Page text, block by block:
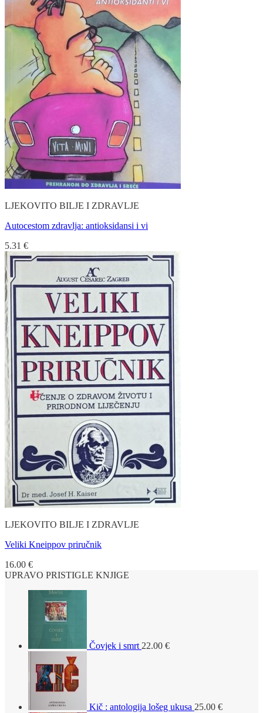
LJEKOVITO BILJE I ZDRAVLJE
Autocestom zdravlja: antioksidansi i vi
5.31 €
LJEKOVITO BILJE I ZDRAVLJE
Veliki Kneippov priručnik
16.00 €
UPRAVO PRISTIGLE KNJIGE
Čovjek i smrt 22.00 €
Kič : antologija lošeg ukusa 25.00 €